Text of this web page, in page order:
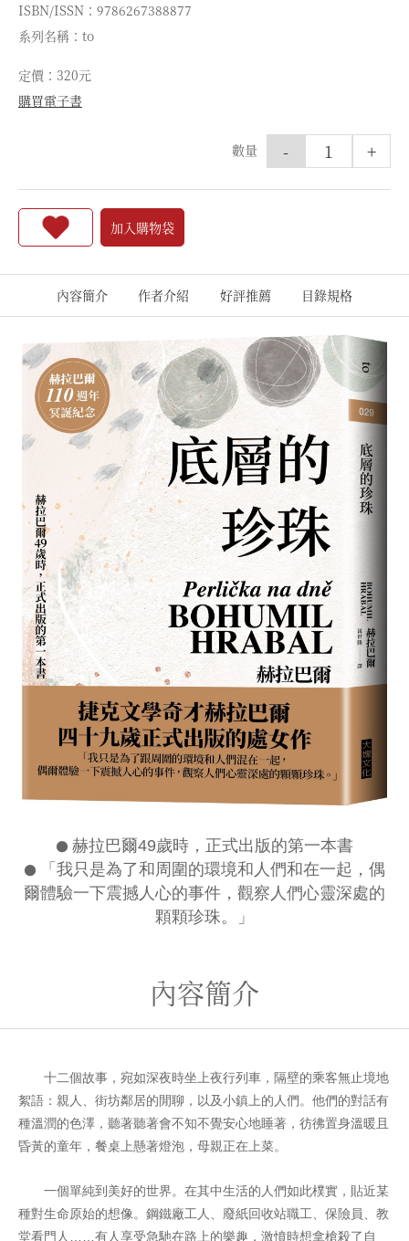
ISBN/ISSN：9786267388877
系列名稱：to
定價：320元
購買電子書
數量 +
-
加入購物袋
內容簡介 作者介紹 好評推薦 目錄規格
● 赫拉巴爾49歲時，正式出版的第一本書
●
「我只是為了和周圍的環境和人們和在一起，偶
爾體驗一下震撼人心的事件，觀察人們心靈深處的
顆顆珍珠。」
內容簡介
十二個故事，宛如深夜時坐上夜行列車，隔壁的乘客無止境地
絮語：親人、街坊鄰居的閒聊，以及小鎮上的人們。他們的對話有
種溫潤的色澤，聽著聽著會不知不覺安心地睡著，彷彿置身溫暖且
昏黃的童年，餐桌上懸著燈泡，母親正在上菜。
一個單純到美好的世界。在其中生活的人們如此樸實，貼近某
種對生命原始的想像。鋼鐵廠工人、廢紙回收站職工、保險員、教
堂看門人……有人享受急馳在路上的樂趣，激憤時想拿槍殺了自